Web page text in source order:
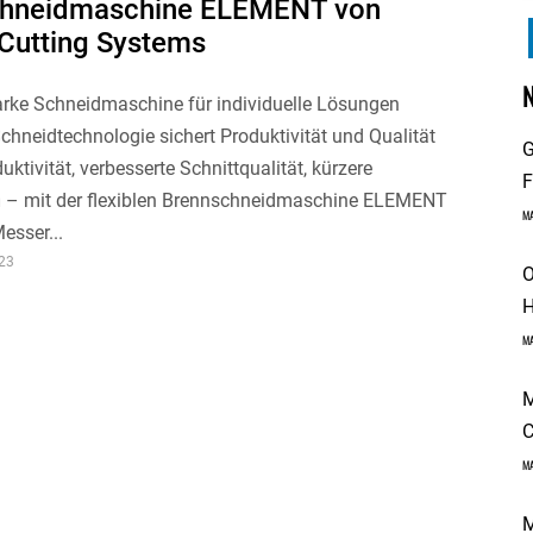
ELEMENT von
Systems
Schneidmaschine für individuelle Lösungen
sichert Produktivität und Qualität
verbesserte Schnittqualität, kürzere
mit der flexiblen Brennschneidmaschine ELEMENT